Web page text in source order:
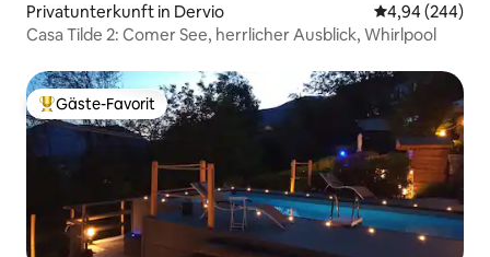
Privatunterkunft in Dervio
4,94 (244)
Casa Tilde 2: Comer See, herrlicher Ausblick, Whirlpool
Beliebter Gäste-Favorit.
Gäste-Favorit